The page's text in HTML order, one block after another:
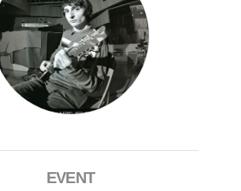
EVENT